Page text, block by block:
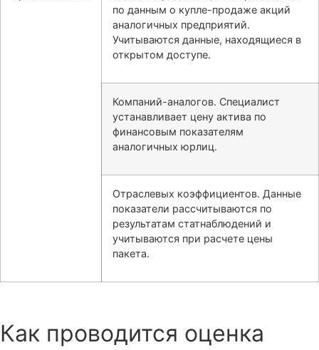
по данным о купле-продаже акций
аналогичных предприятий.
Учитываются данные, находящиеся в
открытом доступе.
Компаний-аналогов. Специалист
устанавливает цену актива по
финансовым показателям
аналогичных юрлиц.
Отраслевых коэффициентов. Данные
показатели рассчитываются по
результатам статнаблюдений и
учитываются при расчете цены
пакета.
Как проводится оценка